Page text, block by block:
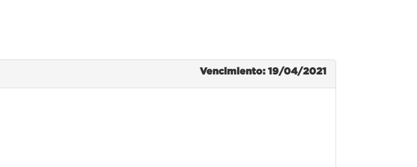
Vencimiento: 19/04/2021